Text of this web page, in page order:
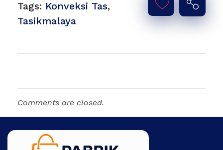
Tags: Konveksi Tas,
Tasikmalaya
Comments are closed.